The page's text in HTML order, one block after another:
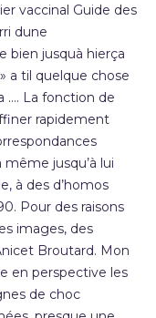
vaccinal Guide des
dune
bien jusquà hierça
a til quelque chose
…. La fonction de
rapidement
jusqu’à lui
à des d’homos
Pour des raisons
images, des
Broutard. Mon
en perspective les
de choc